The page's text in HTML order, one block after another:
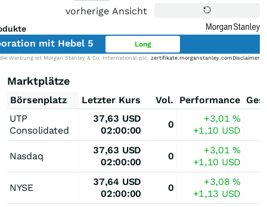
vorherige Ansicht
mit Hebel 5 Long
Werbung ist Morgan Stanley & Co. International plc. zertifikate.morganstanley.com Disclaimer
Marktplätze
Börsenplatz Letzter Kurs Vol. Performance
UTP
Consolidated
37,63 USD
02:00:00
0
+3,01%
+1,10 USD
Nasdaq
37,63 USD
02:00:00
0
+3,01%
+1,10 USD
NYSE
37,64 USD
02:00:00
0
+3,08%
+1,13 USD